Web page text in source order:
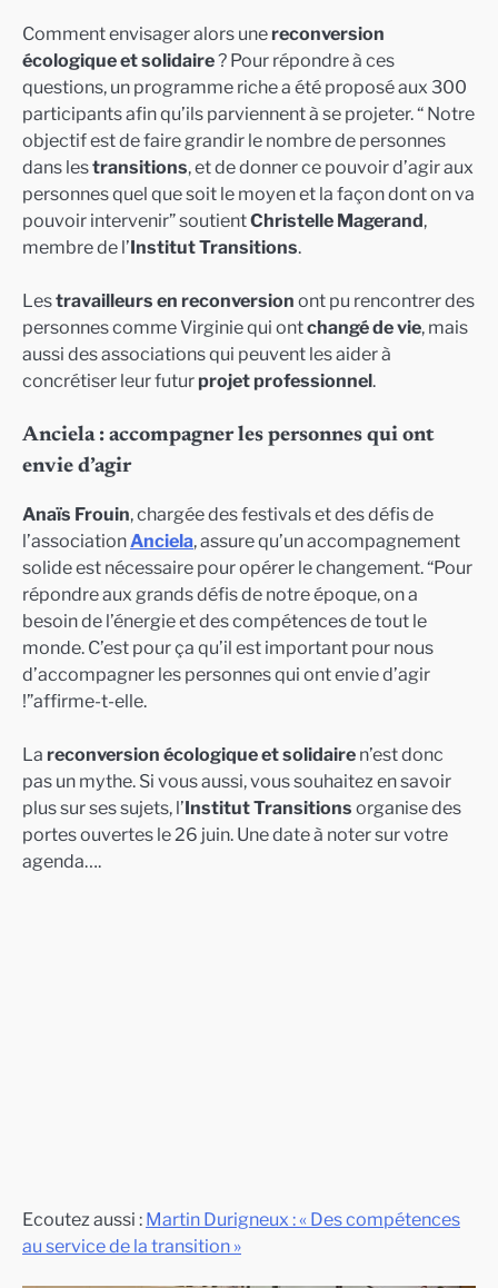
Comment envisager alors une reconversion
écologique et solidaire? Pour répondre à ces
questions, un programme riche a été proposé aux 300
participants afin qu’ils parviennent à se projeter. “ Notre
objectif est de faire grandir le nombre de personnes
dans lestransitions, et de donner ce pouvoir d’agir aux
personnes quel que soit le moyen et la façon dont on va
pouvoir intervenir” soutientChristelle Magerand,
membre de l’Institut Transitions.
Lestravailleurs en reconversion ont pu rencontrer des
personnes comme Virginie qui ontchangé de vie, mais
aussi des associations qui peuvent les aider à
concrétiser leur futur projet professionnel.
Anciela : accompagner les personnes qui ont
envie d’agir
Anaïs Frouin, chargée des festivals et des défis de
l’associationAnciela, assure qu’un accompagnement
solide est nécessaire pour opérer le changement. “Pour
répondre aux grands défis de notre époque, on a
besoin de l’énergie et des compétences de tout le
monde. C’est pour ça qu’il est important pour nous
d’accompagner les personnes qui ont envie d’agir
!”affirme-t-elle.
La reconversion écologique et solidaire n’est donc
pas un mythe. Si vous aussi, vous souhaitez en savoir
plus sur ses sujets, l’Institut Transitions organise des
portes ouvertes le 26 juin. Une date à noter sur votre
agenda….
Ecoutez aussi : Martin Durigneux : « Des compétences
au service de la transition »